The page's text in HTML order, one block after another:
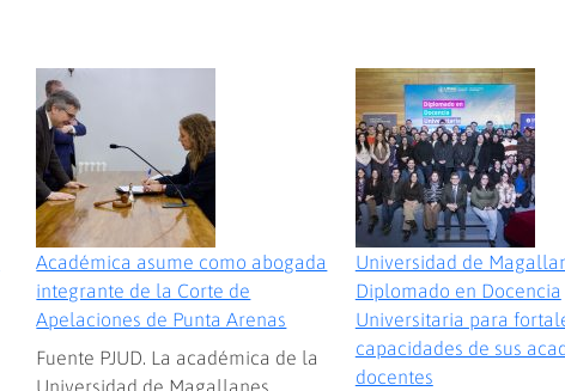
Académica asume como abogada
integrante de la Corte de
Apelaciones de Punta Arenas
Fuente PJUD. La académica de la
Universidad de Magallanes
Universidad de
Diplomado en Docencia
Universitaria para
capacidades de sus
docentes